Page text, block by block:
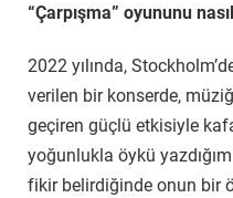
“Çarpışma” oyununu
2022 yılında,
verilen bir konserde,
geçiren güçlü etkisiyle
yoğunlukla öykü
fikir belirdiğinde onun bir